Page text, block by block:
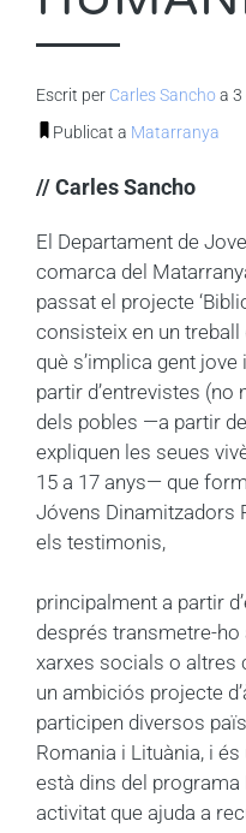
Escrit per Carles Sancho a 3
Publicat a Matarranya
// Carles Sancho
El Departament de
comarca del
passat el projecte
consisteix en un treball
què s’implica gent
partir d’entrevistes (no
dels pobles —a partir
expliquen les seues
15 a 17 anys— que
Jóvens Dinamitzadors
els testimonis,
principalment a partir
després transmetre-
xarxes socials o altres
un ambiciós projecte
participen diversos
Romania i Lituània, i
està dins del programa
activitat que ajuda a